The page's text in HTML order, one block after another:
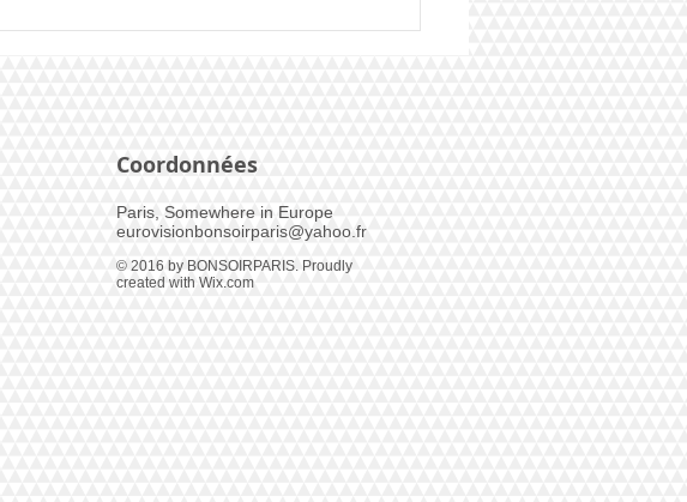
Coordonnées
Paris, Somewhere in Europe​
eurovisionbonsoirparis@yahoo.fr
© 2016 by BONSOIRPARIS. Proudly
created with Wix.com